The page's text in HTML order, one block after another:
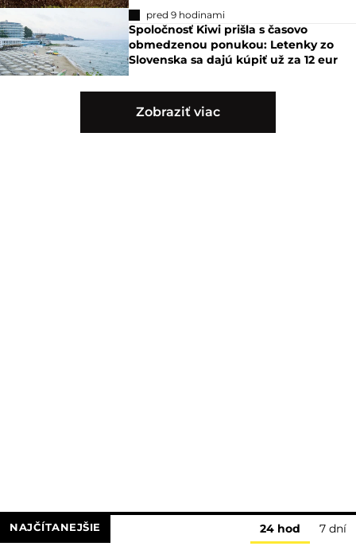
pred 9 hodinami
Spoločnosť Kiwi prišla s časovo
obmedzenou ponukou: Letenky zo
Slovenska sa dajú kúpiť už za 12 eur
Zobraziť viac
NAJČÍTANEJŠIE 24 hod 7 dní